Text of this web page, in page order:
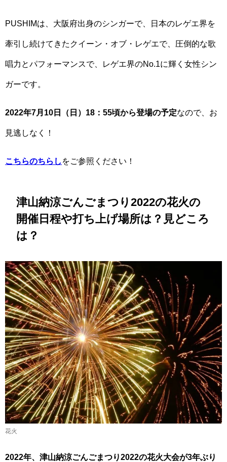
PUSHIMは、大阪府出身のシンガーで、日本のレゲエ界を
牽引し続けてきたクイーン・オブ・レゲエで、圧倒的な歌
唱力とパフォーマンスで、レゲエ界のNo.1に輝く女性シン
ガーです。
2022年7月10日（日）18：55頃から登場の予定なので、お
見逃しなく！
こちらのちらし をご参照ください！
津山納涼ごんごまつり2022の花火の
開催日程や打ち上げ場所は？見どころ
は？
花火
2022年、津山納涼ごんごまつり2022の花火大会が3年ぶり